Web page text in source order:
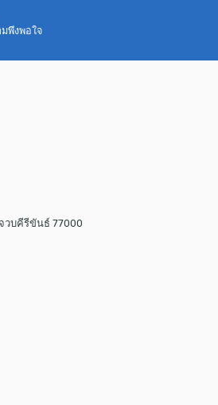
พึงพอใจ
วบคีรีขันธ์ 77000